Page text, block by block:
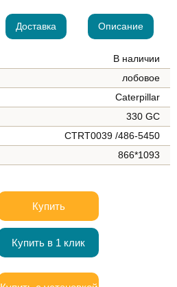
Доставка Описание
В наличии
лобовое
Caterpillar
330 GC
CTRT0039 /486-5450
866*1093
Купить
Купить в 1 клик